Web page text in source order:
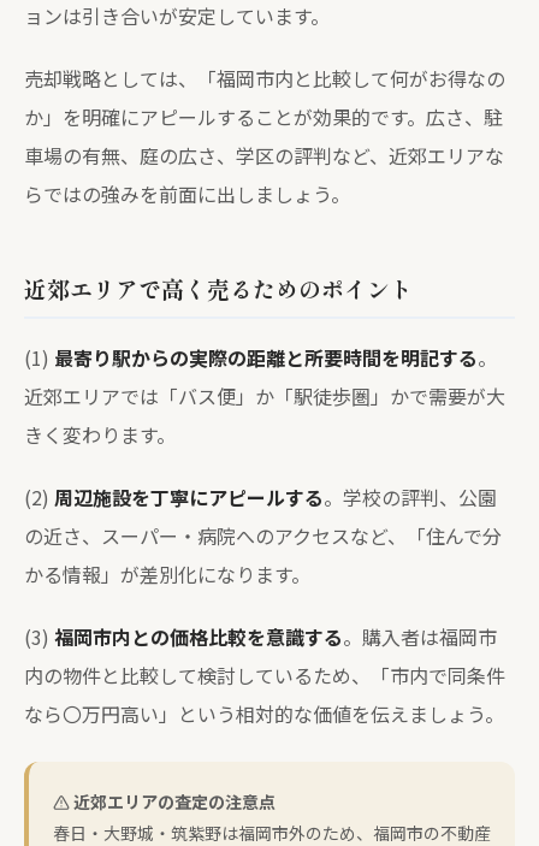
ョンは引き合いが安定しています。
売却戦略としては、「福岡市内と比較して何がお得なの
か」を明確にアピールすることが効果的です。広さ、駐
車場の有無、庭の広さ、学区の評判など、近郊エリアな
らではの強みを前面に出しましょう。
近郊エリアで高く売るためのポイント
(1) 最寄り駅からの実際の距離と所要時間を明記する。
近郊エリアでは「バス便」か「駅徒歩圏」かで需要が大
きく変わります。
(2) 周辺施設を丁寧にアピールする。学校の評判、公園
の近さ、スーパー・病院へのアクセスなど、「住んで分
かる情報」が差別化になります。
(3) 福岡市内との価格比較を意識する。購入者は福岡市
内の物件と比較して検討しているため、「市内で同条件
なら〇万円高い」という相対的な価値を伝えましょう。
近郊エリアの査定の注意点
春日・大野城・筑紫野は福岡市外のため、福岡市の不動産